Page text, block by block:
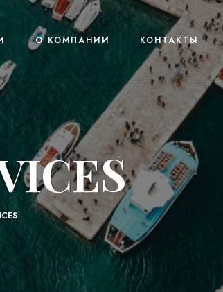
О КОМПАНИИ КОНТАКТЫ